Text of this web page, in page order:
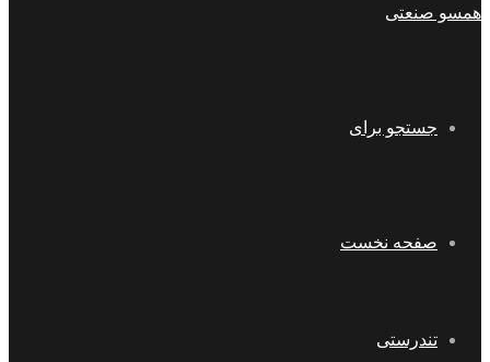
همسو صنعتی
جستجو برای
صفحه نخست
تندرستی